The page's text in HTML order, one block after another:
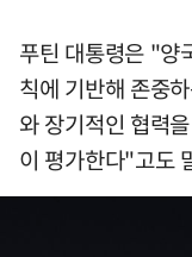
푸틴 대통령은 "양
칙에 기반해 존중
와 장기적인 협력
이 평가한다"고도